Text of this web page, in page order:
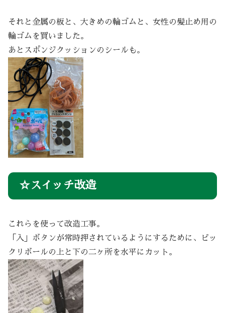
それと金属の板と、大きめの輪ゴムと、女性の髪止め用の
輪ゴムを買いました。
あとスポンジクッションのシールも。
☆スイッチ改造
これらを使って改造工事。
「入」ボタンが常時押されているようにするために、ビッ
クリボールの上と下の二ヶ所を水平にカット。